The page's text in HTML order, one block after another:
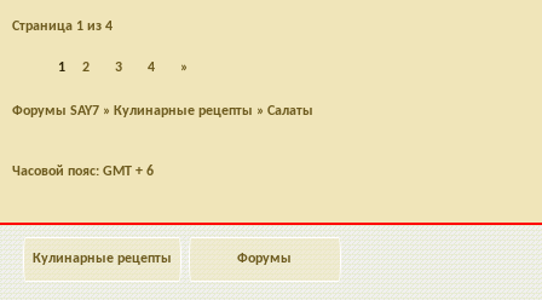
Страница 1 из 4
1 2 3 4 »
Форумы SAY7 » Кулинарные рецепты » Салаты
Часовой пояс: GMT + 6
Кулинарные рецепты Форумы